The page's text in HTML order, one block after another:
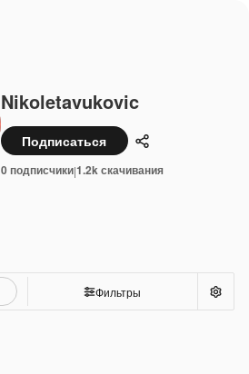
Nikoletavukovic
Подписаться Поделиться
0 подписчики|1.2k скачивания
Фильтры